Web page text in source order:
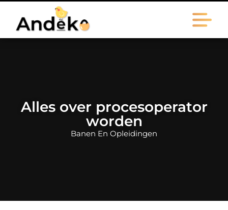
Alles over procesoperator
worden
Banen En Opleidingen